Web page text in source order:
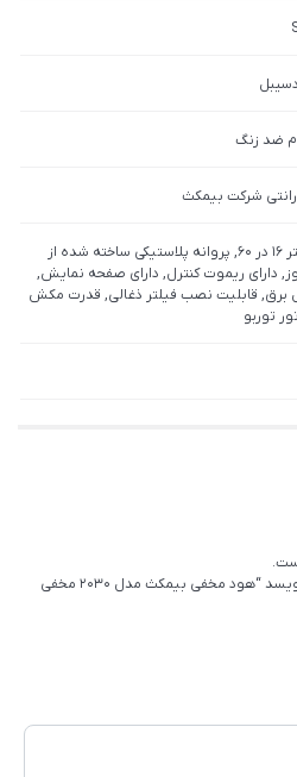
ضد زنگ
ابعاد فیلتر 16 در 60, پروانه پلاستیکی ساخته شده از
دارای ریموت کنترل, دارای صفحه نمایش,
برق, قابلیت نصب فیلتر ذغالی, قدرت مکش
توربو
اولین کسی باشید که دیدگاهی می نویسد “هود مخفی بیمکث مدل 2030 مخفی